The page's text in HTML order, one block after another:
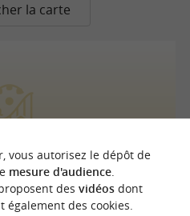
la carte
et ludique à Orthez
vous autorisez le dépôt de
mesure d'audience.
des vidéosdont
des cookies.